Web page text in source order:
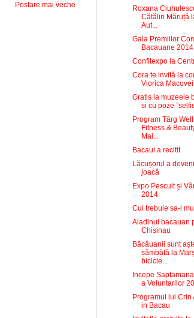
Postare mai veche
Roxana
Cătălin Măruță
Aut...
Gala Premiilor
Bacauane 2014
Confitexpo la
Cora te invită la
Viorica Macovei
Gratis la muzeele
si cu poze
Program Târg
Fitness &
Mai...
Bacaul a recitit
Lăcușorul a
joacă
Expo Pescuit și
2014
Cui trebuie sa-i
Aladinul bacauan
Chisinau
Băcăuanii sunt
sâmbătă la
bicicle...
Incepe
a Voluntarilor
Programul lui Crin
in Bacau